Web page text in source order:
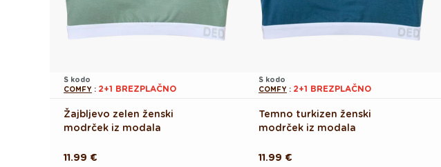
S kodo
COMFY : 2+1 BREZPLAČNO
Žajbljevo zelen ženski
modrček iz modala
Redna
11.99 €
S kodo
COMFY : 2+1 BREZPLAČNO
Temno turkizen ženski
modrček iz modala
Redna
11.99 €